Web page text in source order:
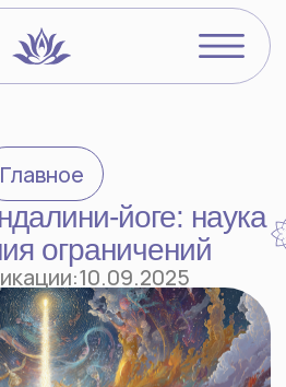
Видеокурсы
йоге: наука
о Кундалини-